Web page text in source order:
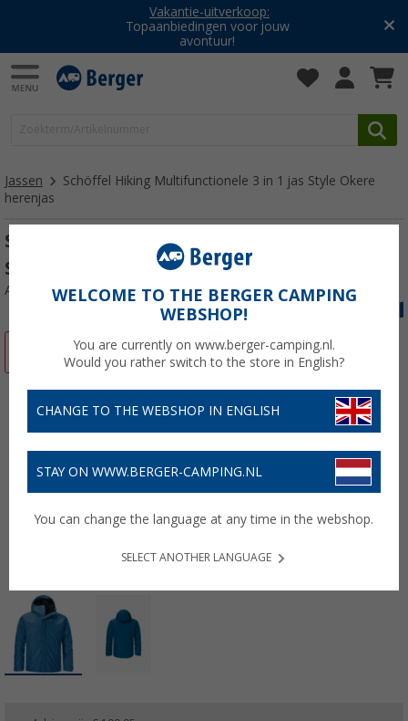
Vakantie-uitverkoop:
Topaanbiedingen voor jouw
avontuur!
Jassen
Schöffel Hiking Multifunctionele 3 in 1 jas Style Okere
herenjas
Schöffel Hiking Multifunctionele 3 in 1 jas
Style Okere herenjas
Artikelnr: 33491756
WELCOME TO THE BERGER CAMPING
WEBSHOP!
You are currently on www.berger-camping.nl.
Would you rather switch to the store in English?
CHANGE TO THE WEBSHOP IN ENGLISH
STAY ON WWW.BERGER-CAMPING.NL
You can change the language at any time in the webshop.
SELECT ANOTHER LANGUAGE